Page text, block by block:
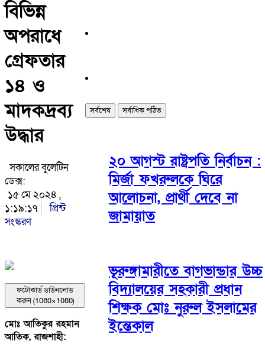
বিভিন্ন
অপরাধে
গ্রেফতার
১৪ ও
মাদকদ্রব্য
উদ্ধার
সকালের বুলেটিন
ডেক্স:
১৫ মে ২০২৪ ,
১:১৯:১৭
প্রিন্ট
সংস্করণ
ফটোকার্ড ডাউনলোড
করুন (1080×1080)
মোঃ আতিকুর রহমান
আতিক, রাজশাহী:
সর্বশেষ সর্বাধিক পঠিত
২০ আগস্ট রাষ্ট্রপতি নির্বাচন :
মির্জা ফখরুলকে ঘিরে
আলোচনা, প্রার্থী দেবে না
জামায়াত
ভূরুঙ্গামারীতে বাগভান্ডার উচ্চ
বিদ্যালয়ের সহকারী প্রধান
শিক্ষক মোঃ নুরুল ইসলামের
ইন্তেকাল